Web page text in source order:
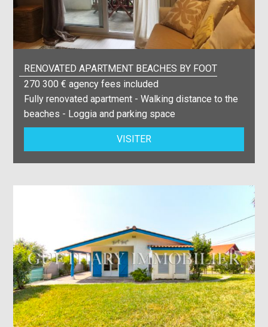
RENOVATED APARTMENT BEACHES BY FOOT
270 300 € agency fees included
Fully renovated apartment - Walking distance to the
beaches - Loggia and parking space
VISITER